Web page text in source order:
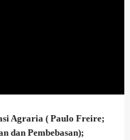
Agraria ( Paulo Freire;
dan Pembebasan);